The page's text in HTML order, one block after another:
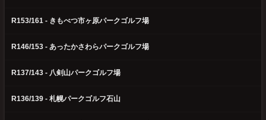
R153/161 - きもべつ市ヶ原パークゴルフ場
R146/153 - あったかさわらパークゴルフ場
R137/143 - 八剣山パークゴルフ場
R136/139 - 札幌パークゴルフ石山